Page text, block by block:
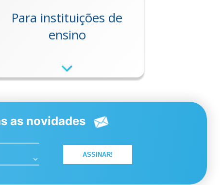
Para instituições de
ensino
as novidades